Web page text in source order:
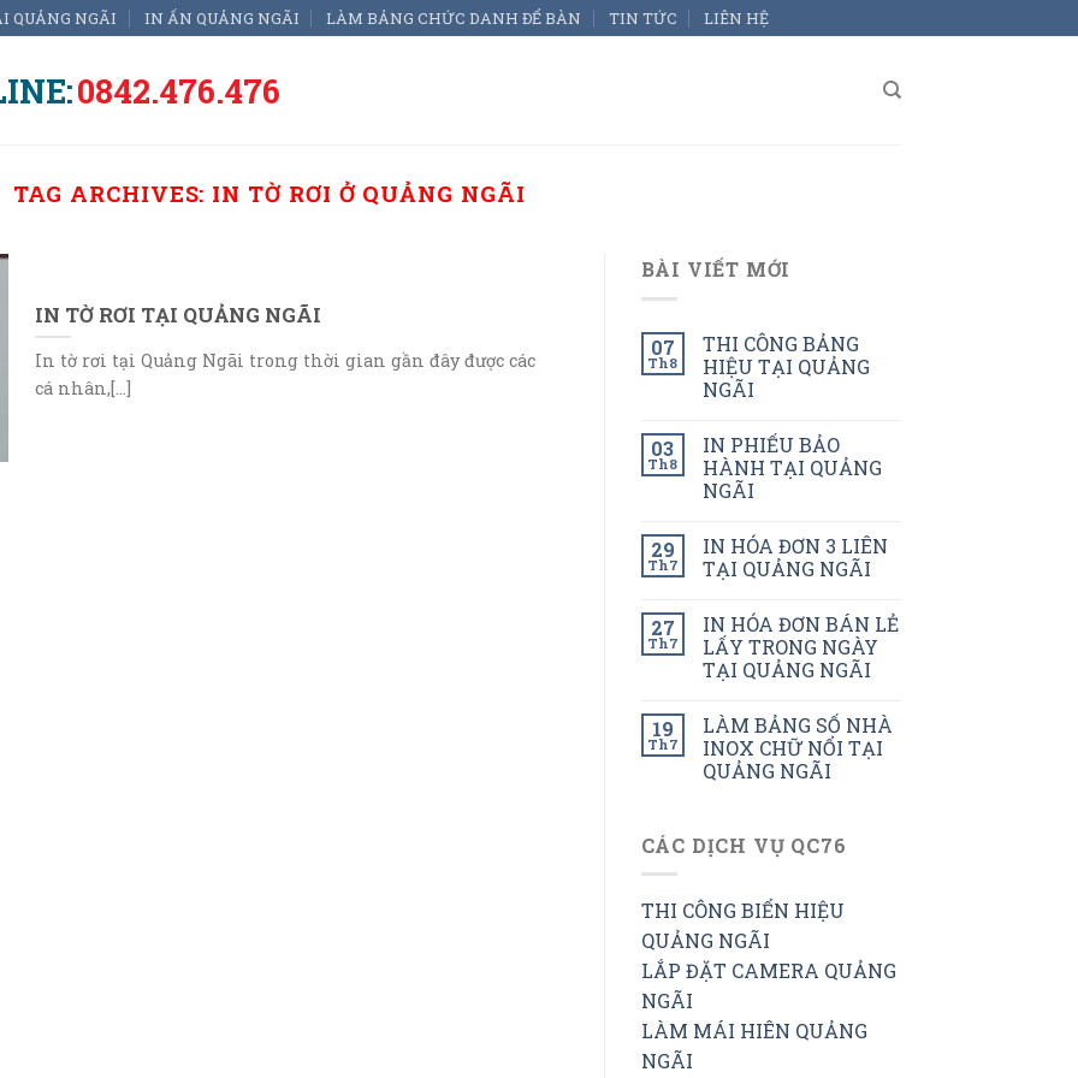
QUẢNG NGÃI IN ẤN QUẢNG NGÃI LÀM BẢNG CHỨC DANH ĐỂ BÀN TIN TỨC LIÊN HỆ
0842.476.476
TAG ARCHIVES: IN TỜ RƠI Ở QUẢNG NGÃI
IN TỜ RƠI TẠI QUẢNG NGÃI
In tờ rơi tại Quảng Ngãi trong thời gian gần đây được các
cá nhân,[...]
BÀI VIẾT MỚI
07
Th8
THI CÔNG BẢNG
HIỆU TẠI QUẢNG
NGÃI
03
Th8
IN PHIẾU BẢO
HÀNH TẠI QUẢNG
NGÃI
29
Th7
IN HÓA ĐƠN 3 LIÊN
TẠI QUẢNG NGÃI
27
Th7
IN HÓA ĐƠN BÁN LẺ
LẤY TRONG NGÀY
TẠI QUẢNG NGÃI
19
Th7
LÀM BẢNG SỐ NHÀ
INOX CHỮ NỔI TẠI
QUẢNG NGÃI
CÁC DỊCH VỤ QC76
THI CÔNG BIỂN HIỆU
QUẢNG NGÃI
LẮP ĐẶT CAMERA QUẢNG
NGÃI
LÀM MÁI HIÊN QUẢNG
NGÃI